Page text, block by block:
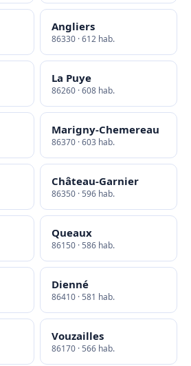
Angliers
86330 · 612 hab.
La Puye
86260 · 608 hab.
Marigny-Chemereau
86370 · 603 hab.
Château-Garnier
86350 · 596 hab.
Queaux
86150 · 586 hab.
Dienné
86410 · 581 hab.
Vouzailles
86170 · 566 hab.